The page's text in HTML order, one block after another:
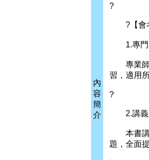
內
容
簡
介
?
?【會考
1.專門
專業師
習，適用
?
2.講義
本書講
題，全面